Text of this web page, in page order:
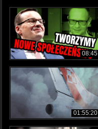
08:45
01:55:20